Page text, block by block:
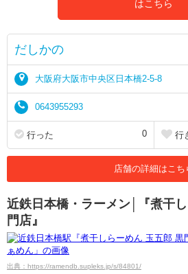
はこちら
だしかの
大阪府大阪市中央区日本橋2-5-8
0643955293
行った 0 行
店舗の詳細はこち
近鉄日本橋・ラーメン│『煮干
門店』
出典：https://ramendb.supleks.jp/s/84801/